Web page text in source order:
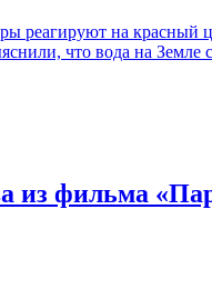
реагируют на красный
что вода на Земле
из фильма